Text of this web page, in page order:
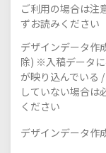
ご利用の場合は注
ずお読みください
デザインデータ作
除) ※入稿データ
が映り込んでいる
していない場合は
ください
デザインデータ作